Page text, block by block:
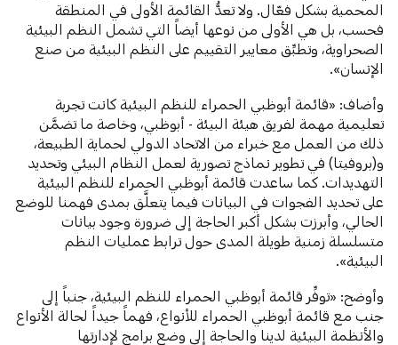
المحمية بشكل فعّال. ولا تعدُّ القائمة الأولى في المنطقة
فحسب، بل هي الأولى من نوعها أيضاً التي تشمل النظم البيئية
الصحراوية، وتطبِّق معايير التقييم على النظم البيئية من صنع
الإنسان».
وأضاف: «قائمة أبوظبي الحمراء للنظم البيئية كانت تجربة
تعليمية مهمة لفريق هيئة البيئة - أبوظبي، وخاصة ما تضمَّن
ذلك من العمل مع خبراء من الاتحاد الدولي لحماية الطبيعة،
و(بروفيتا) في تطوير نماذج تصورية لعمل النظام البيئي وتحديد
التهديدات. كما ساعدت قائمة أبوظبي الحمراء للنظم البيئية
على تحديد الفجوات في البيانات فيما يتعلَّق بمدى فهمنا للوضع
الحالي، وأبرزت بشكل أكبر الحاجة إلى ضرورة وجود بيانات
متسلسلة زمنية طويلة المدى حول ترابط عمليات النظم
البيئية».
وأوضح: «توفِّر قائمة أبوظبي الحمراء للنظم البيئية، جنباً إلى
جنب مع قائمة أبوظبي الحمراء للأنواع، فهماً جيداً لحالة الأنواع
والأنظمة البيئية لدينا والحاجة إلى وضع برامج لإدارتها